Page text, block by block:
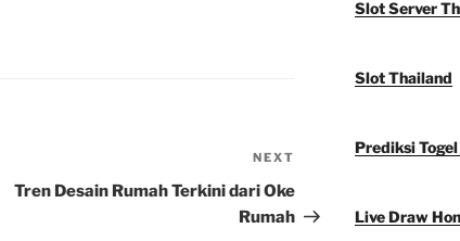
Post
NEXT
Tren Desain Rumah Terkini dari Oke
Rumah
Slot Server
Slot Thailand
Prediksi
Live Draw